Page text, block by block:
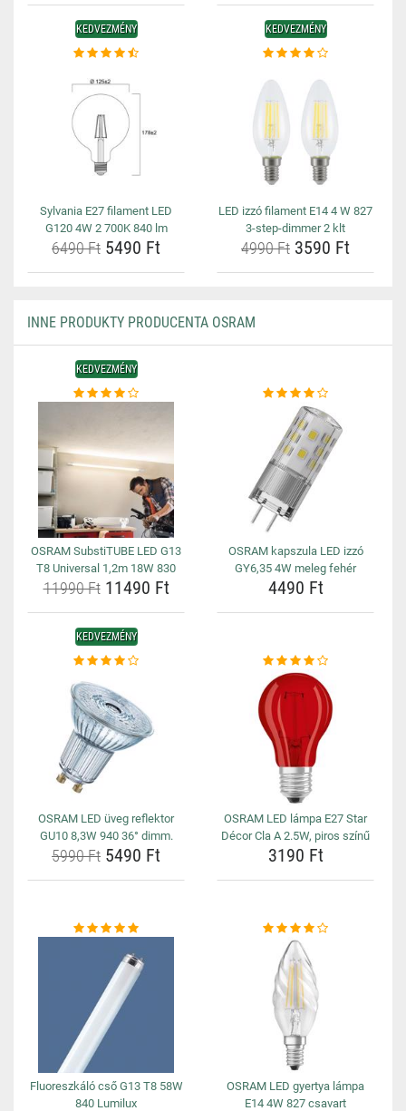
KEDVEZMÉNY
Sylvania E27 filament LED
G120 4W 2 700K 840 lm
6490 Ft 5490 Ft
KEDVEZMÉNY
LED izzó filament E14 4 W 827
3-step-dimmer 2 klt
4990 Ft 3590 Ft
INNE PRODUKTY PRODUCENTA OSRAM
KEDVEZMÉNY
OSRAM SubstiTUBE LED G13
T8 Universal 1,2m 18W 830
11990 Ft11490 Ft
OSRAM kapszula LED izzó
GY6,35 4W meleg fehér
4490 Ft
KEDVEZMÉNY
OSRAM LED üveg reflektor
GU10 8,3W 940 36° dimm.
5990 Ft 5490 Ft
OSRAM LED lámpa E27 Star
Décor Cla A 2.5W, piros színű
3190 Ft
Fluoreszkáló cső G13 T8 58W
840 Lumilux
OSRAM LED gyertya lámpa
E14 4W 827 csavart